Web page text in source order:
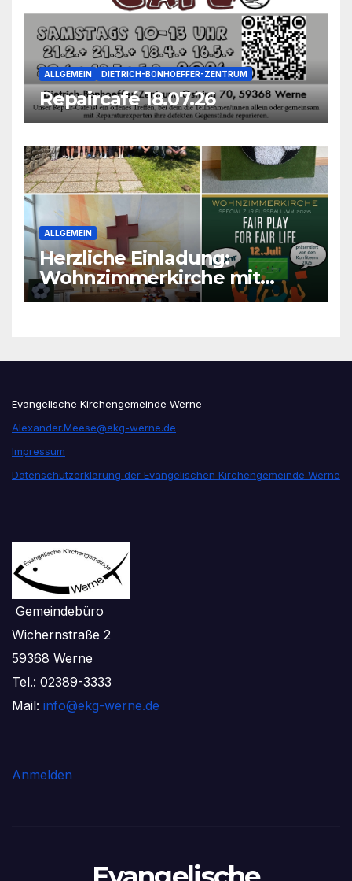
ALLGEMEIN DIETRICH-BONHOEFFER-ZENTRUM
Repaircafé 18.07.26
ALLGEMEIN
Herzliche Einladung:
Wohnzimmerkirche mit
unseren Konfis
Evangelische Kirchengemeinde Werne
Alexander.Meese@ekg-werne.de
Impressum
Datenschutzerklärung der Evangelischen Kirchengemeinde Werne
Gemeindebüro
Wichernstraße 2
59368 Werne
Tel.: 02389-3333
Mail: info@ekg-werne.de
Anmelden